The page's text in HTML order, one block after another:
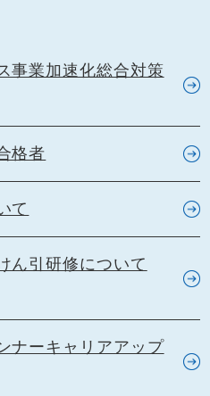
事業加速化総合対策
格者
て
引研修について
ナーキャリアアップ